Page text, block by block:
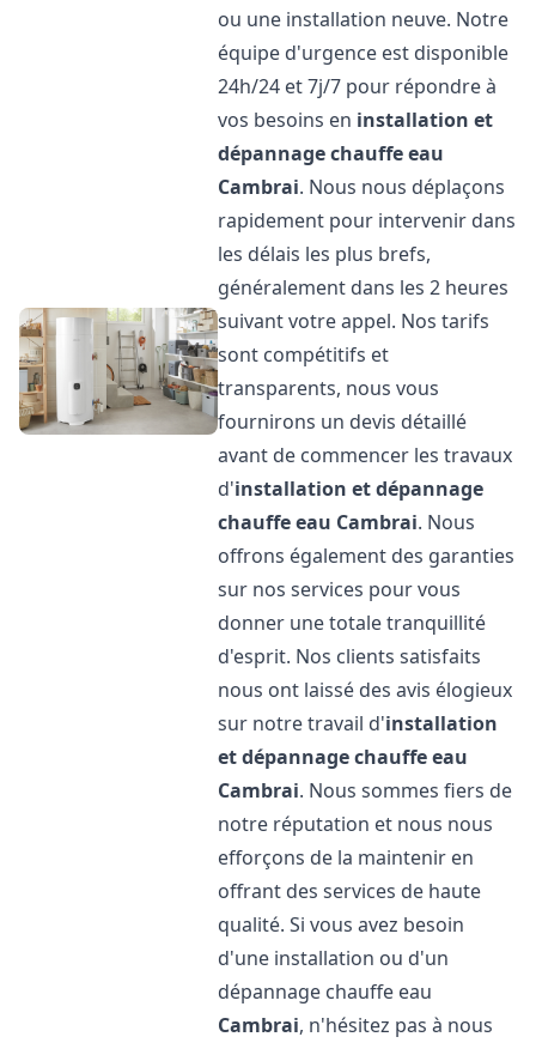
ou une installation neuve. Notre
équipe d'urgence est disponible
24h/24 et 7j/7 pour répondre à
vos besoins en installation et
dépannage chauffe eau
Cambrai. Nous nous déplaçons
rapidement pour intervenir dans
les délais les plus brefs,
généralement dans les 2 heures
suivant votre appel. Nos tarifs
sont compétitifs et
transparents, nous vous
fournirons un devis détaillé
avant de commencer les travaux
d'installation et dépannage
chauffe eau Cambrai. Nous
offrons également des garanties
sur nos services pour vous
donner une totale tranquillité
d'esprit. Nos clients satisfaits
nous ont laissé des avis élogieux
sur notre travail d'installation
et dépannage chauffe eau
Cambrai. Nous sommes fiers de
notre réputation et nous nous
efforçons de la maintenir en
offrant des services de haute
qualité. Si vous avez besoin
d'une installation ou d'un
dépannage chauffe eau
Cambrai, n'hésitez pas à nous